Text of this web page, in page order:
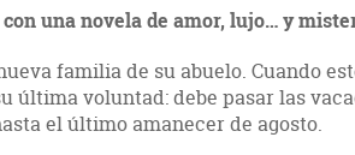
una novela de amor, lujo… y
familia de su abuelo. Cuando
última voluntad: debe pasar las
el último amanecer de agosto.